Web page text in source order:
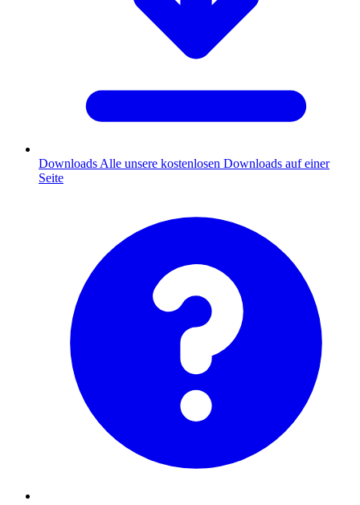
Downloads Alle unsere kostenlosen Downloads auf einer
Seite